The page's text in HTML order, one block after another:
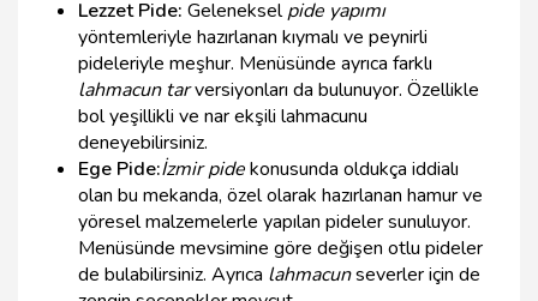
Lezzet Pide: Gelenekselpide yapımı
yöntemleriyle hazırlanan kıymalı ve peynirli
pideleriyle meşhur. Menüsünde ayrıca farklı
lahmacun tarversiyonları da bulunuyor. Özellikle
bol yeşillikli ve nar ekşili lahmacunu
deneyebilirsiniz.
Ege Pide:İzmir pidekonusunda oldukça iddialı
olan bu mekanda, özel olarak hazırlanan hamur ve
yöresel malzemelerle yapılan pideler sunuluyor.
Menüsünde mevsimine göre değişen otlu pideler
de bulabilirsiniz. Ayrıca lahmacunseverler için de